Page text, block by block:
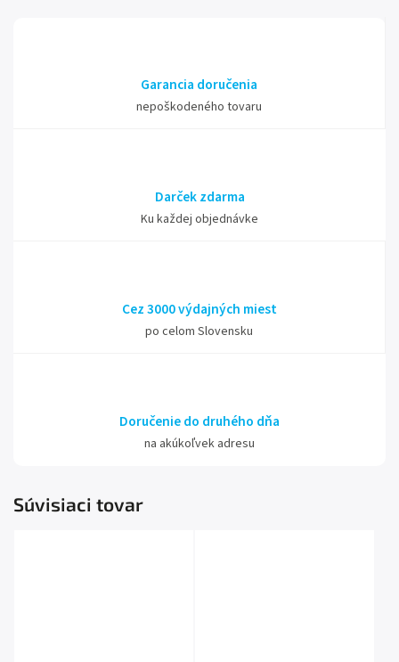
Garancia doručenia
nepoškodeného tovaru
Darček zdarma
Ku každej objednávke
Cez 3000 výdajných miest
po celom Slovensku
Doručenie do druhého dňa
na akúkoľvek adresu
Súvisiaci tovar